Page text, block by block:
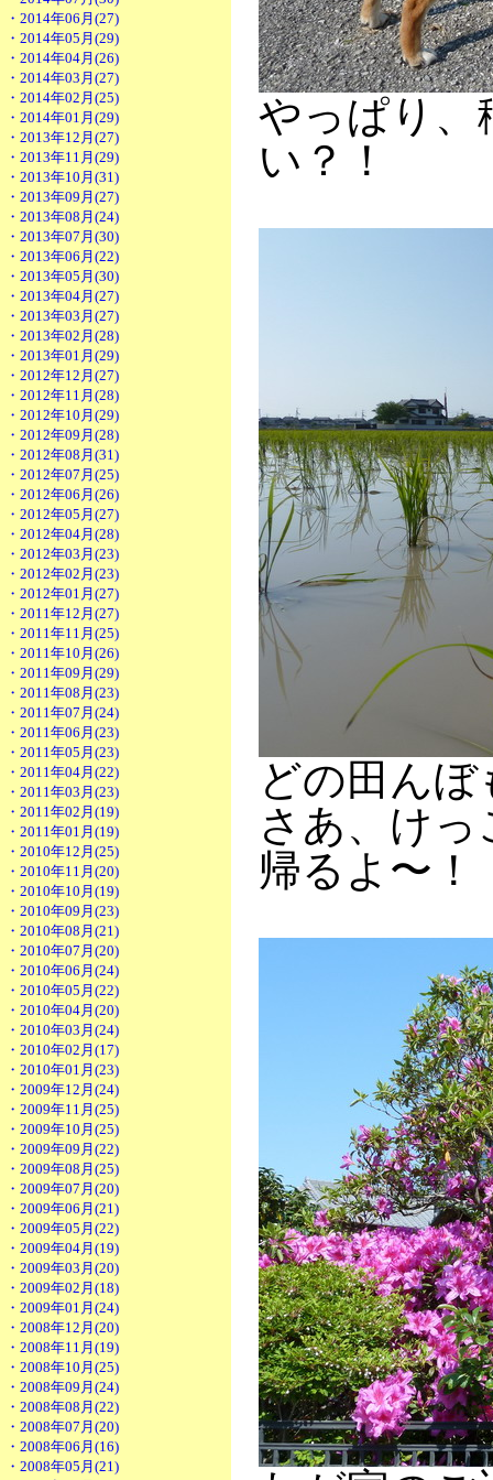
・2014年06月(27)
・2014年05月(29)
・2014年04月(26)
・2014年03月(27)
・2014年02月(25)
・2014年01月(29)
・2013年12月(27)
・2013年11月(29)
・2013年10月(31)
・2013年09月(27)
・2013年08月(24)
・2013年07月(30)
・2013年06月(22)
・2013年05月(30)
・2013年04月(27)
・2013年03月(27)
・2013年02月(28)
・2013年01月(29)
・2012年12月(27)
・2012年11月(28)
・2012年10月(29)
・2012年09月(28)
・2012年08月(31)
・2012年07月(25)
・2012年06月(26)
・2012年05月(27)
・2012年04月(28)
・2012年03月(23)
・2012年02月(23)
・2012年01月(27)
・2011年12月(27)
・2011年11月(25)
・2011年10月(26)
・2011年09月(29)
・2011年08月(23)
・2011年07月(24)
・2011年06月(23)
・2011年05月(23)
・2011年04月(22)
・2011年03月(23)
・2011年02月(19)
・2011年01月(19)
・2010年12月(25)
・2010年11月(20)
・2010年10月(19)
・2010年09月(23)
・2010年08月(21)
・2010年07月(20)
・2010年06月(24)
・2010年05月(22)
・2010年04月(20)
・2010年03月(24)
・2010年02月(17)
・2010年01月(23)
・2009年12月(24)
・2009年11月(25)
・2009年10月(25)
・2009年09月(22)
・2009年08月(25)
・2009年07月(20)
・2009年06月(21)
・2009年05月(22)
・2009年04月(19)
・2009年03月(20)
・2009年02月(18)
・2009年01月(24)
・2008年12月(20)
・2008年11月(19)
・2008年10月(25)
・2008年09月(24)
・2008年08月(22)
・2008年07月(20)
・2008年06月(16)
・2008年05月(21)
やっぱり、
い？！
どの田ん
さあ、け
帰るよ〜！